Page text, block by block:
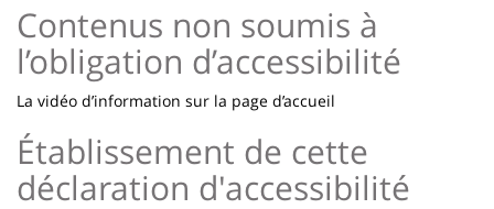
Contenus non soumis à
l’obligation d’accessibilité
La vidéo d’information sur la page d’accueil
Établissement de cette
déclaration d'accessibilité